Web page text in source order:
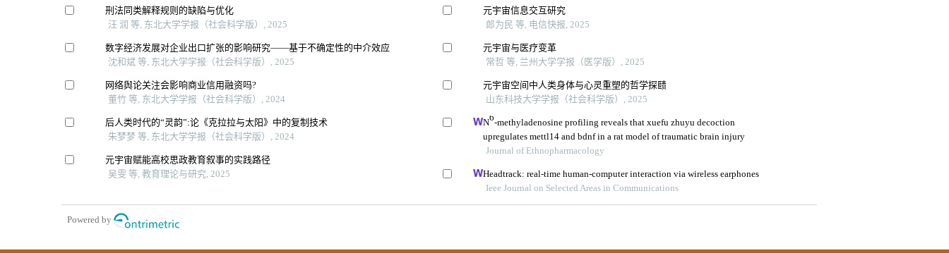
刑法同类解释规则的缺陷与优化
汪 润 等, 东北大学学报（社会科学版）, 2025
数字经济发展对企业出口扩张的影响研究——基于不确定性的中介效应
沈和斌 等, 东北大学学报（社会科学版）, 2025
网络舆论关注会影响商业信用融资吗?
董竹 等, 东北大学学报（社会科学版）, 2024
后人类时代的“灵韵”:论《克拉拉与太阳》中的复制技术
朱梦梦 等, 东北大学学报（社会科学版）, 2024
元宇宙赋能高校思政教育叙事的实践路径
吴雯 等, 教育理论与研究, 2025
元宇宙信息交互研究
郎为民 等, 电信快报, 2025
元宇宙与医疗变革
常哲 等, 兰州大学学报（医学版）, 2025
元宇宙空间中人类身体与心灵重塑的哲学探赜
山东科技大学学报（社会科学版）, 2025
N6-methyladenosine profiling reveals that xuefu zhuyu decoction
upregulates mettl14 and bdnf in a rat model of traumatic brain injury
Journal of Ethnopharmacology
Headtrack: real-time human-computer interaction via wireless earphones
Ieee Journal on Selected Areas in Communications
Powered by